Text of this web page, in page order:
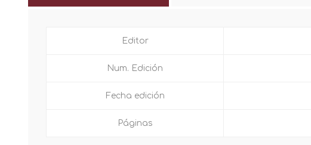
Editor
Num. Edición
Fecha edición
Páginas